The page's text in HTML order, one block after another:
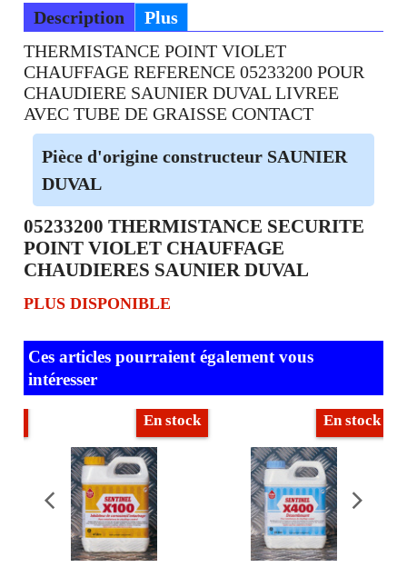
Description
Plus
THERMISTANCE POINT VIOLET
CHAUFFAGE REFERENCE 05233200 POUR
CHAUDIERE SAUNIER DUVAL LIVREE
AVEC TUBE DE GRAISSE CONTACT
Pièce d'origine constructeur SAUNIER
DUVAL
05233200 THERMISTANCE SECURITE
POINT VIOLET CHAUFFAGE
CHAUDIERES SAUNIER DUVAL
PLUS DISPONIBLE
Ces articles pourraient également vous
intéresser
En stock En stock